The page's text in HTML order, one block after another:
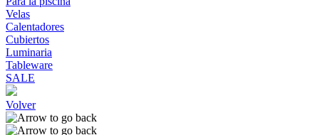
Velas
Calentadores
Cubiertos
Luminaria
Tableware
SALE
Volver